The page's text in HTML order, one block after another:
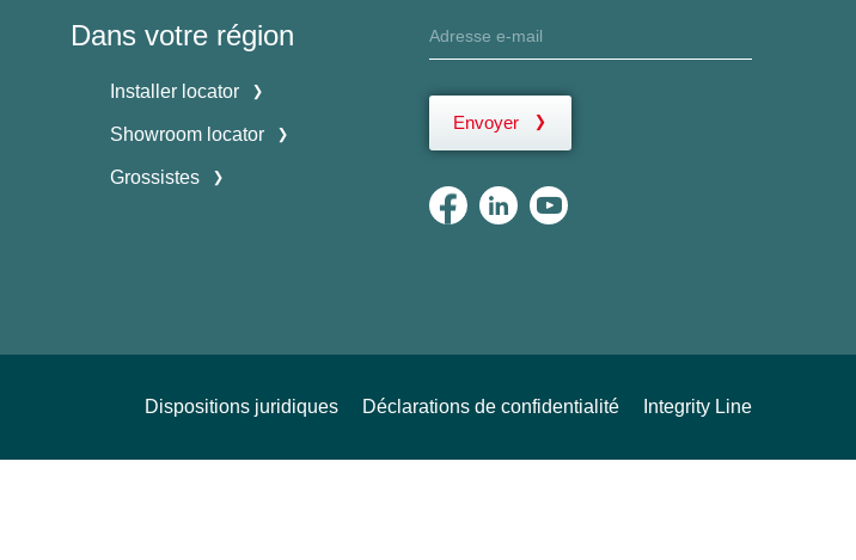
Dans votre région
Installer locator
Showroom locator
Grossistes
Envoyer
Dispositions juridiques Déclarations de confidentialité Integrity Line